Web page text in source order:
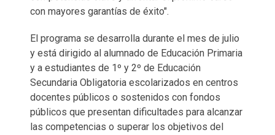
con mayores garantías de éxito".
El programa se desarrolla durante el mes de julio
y está dirigido al alumnado de Educación Primaria
y a estudiantes de 1º y 2º de Educación
Secundaria Obligatoria escolarizados en centros
docentes públicos o sostenidos con fondos
públicos que presentan dificultades para alcanzar
las competencias o superar los objetivos del